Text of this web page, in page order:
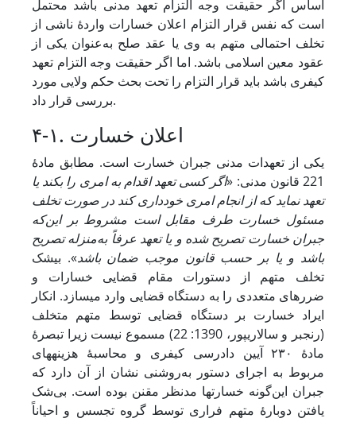
اساس اگر حقیقت وجه التزام تعهد مدنی باشد محتمل
است که نفس قرار التزام اعلان خسارات واردۀ ناشی از
تخلف احتمالی متهم به وی یا عقد صلح به‌عنوان یکی از
عقود معین اسلامی باشد. اما اگر حقیقت وجه التزام تعهد
کیفری باشد باید قرار التزام را تحت بحث حکم ولایی مورد
بررسی قرار داد.
۴-۱. اعلان خسارت
یکی از تعهدات مدنی جبران خسارت است. مطابق مادۀ
221 قانون مدنی: «
اگر کسی تعهد اقدام به امری را بکند یا
تعهد نماید که از انجام امری خودداری کند در صورت تخلف
مسئول خسارت طرف مقابل است مشروط بر این‌که
جبران خسارت تصریح شده و یا تعهد عرفاً به‌منزله تصریح
باشد و یا بر حسب قانون موجب ضمان باشد». بی‏شک
تخلف متهم از دستورات مقام قضایی خسارات و
ضررهای متعددی را به دستگاه قضایی وارد می‏سازد. انکار
ایراد خسارت بر دستگاه قضایی توسط متهم متخلف
(رنجبر و سالاری‏پور، 1390: 22) مسموع نیست زیرا تبصرۀ
مادۀ ۲۳۰ آیین دادرسی کیفری و محاسبۀ هزینه‏های
مربوط به اجرای دستور به‌روشنی نشان از آن دارد که
جبران این‌گونه خسارت‏ها مدنظر مقنن بوده است. بی‌شک
یافتن دوبارۀ متهم فراری توسط گروه تجسس و احیاناً